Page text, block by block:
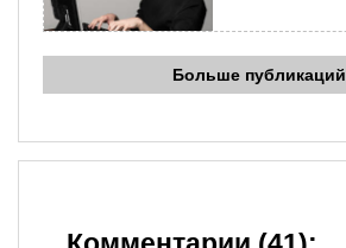
Больше публикаций